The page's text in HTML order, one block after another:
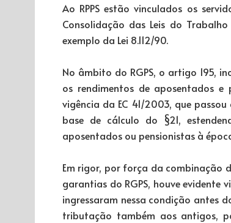
Ao RPPS estão vinculados os
Consolidação das Leis do
exemplo da Lei 8.112/90.
No âmbito do RGPS, o artigo 195,
os rendimentos de aposentados e
vigência da EC 41/2003, que
base de cálculo do §21,
aposentados ou pensionistas à
Em rigor, por força da combinação
garantias do RGPS, houve
ingressaram nessa condição antes
tributação também aos antigos,